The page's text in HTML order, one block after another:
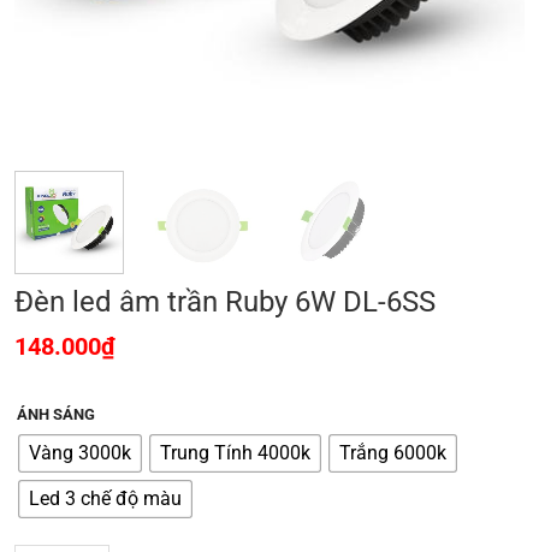
Đèn led âm trần Ruby 6W DL-6SS
148.000₫
ÁNH SÁNG
Vàng 3000k Trung Tính 4000k
Trắng 6000k
Led 3 chế độ màu